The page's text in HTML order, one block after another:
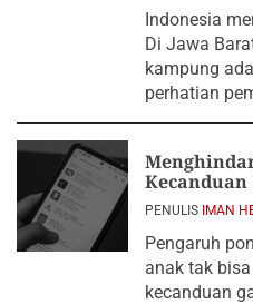
Indonesia
Di Jawa
kampung
perhatian
Kecanduan
PENULIS IMAN
Pengaruh
anak tak
kecanduan